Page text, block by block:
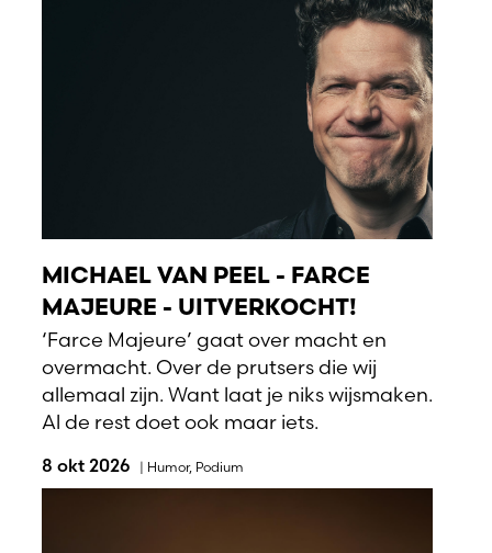
MICHAEL VAN PEEL - FARCE
MAJEURE - UITVERKOCHT!
‘Farce Majeure’ gaat over macht en
overmacht. Over de prutsers die wij
allemaal zijn. Want laat je niks wijsmaken.
Al de rest doet ook maar iets.
8 okt 2026 | Humor, Podium